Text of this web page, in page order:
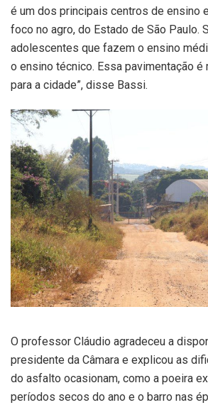
é um dos principais centros de ensino
foco no agro, do Estado de São Paulo.
adolescentes que fazem o ensino
o ensino técnico. Essa pavimentação é
para a cidade”, disse Bassi.
O professor Cláudio agradeceu a
presidente da Câmara e explicou as
do asfalto ocasionam, como a poeira
períodos secos do ano e o barro nas